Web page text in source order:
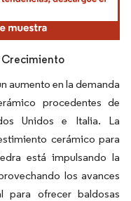
Crecimiento
aumento en la demanda
procedentes de
Unidos e Italia. La
cerámico para
está impulsando la
los avances
para ofrecer baldosas